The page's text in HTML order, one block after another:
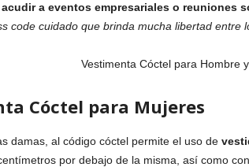
acudir a eventos empresariales o reuniones
code cuidado que brinda mucha libertad entre
Cóctel para Mujeres
damas, al código cóctel permite el uso de
por debajo de la misma, así como